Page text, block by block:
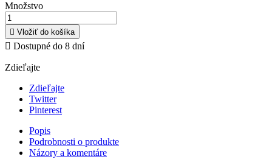
Množstvo
 Vložiť do košíka
 Dostupné do 8 dní
Zdieľajte
Zdieľajte
Twitter
Pinterest
Popis
Podrobnosti o produkte
Názory a komentáre